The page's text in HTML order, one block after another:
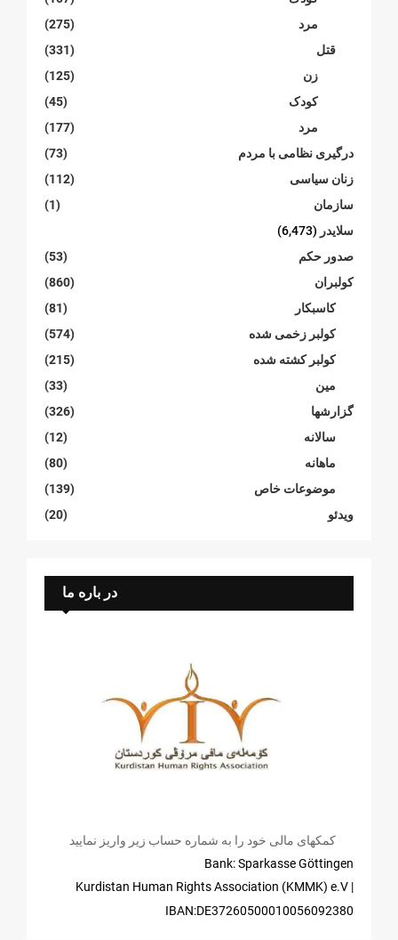
مرد
(275)
قتل
(331)
زن
(125)
کودک
(45)
مرد
(177)
درگیری نظامی با مردم
(73)
زنان سیاسی
(112)
سازمان
(1)
سلایدر (6,473)
صدور حکم
(53)
کولبران
(860)
کاسبکار
(81)
کولبر زخمی شدە
(574)
کولبر کشتە شدە
(215)
مین
(33)
گزارشها
(326)
سالانە
(12)
ماهانە
(80)
موضوعات خاص
(139)
ویدئو
(20)
در باره ما
کمکهای مالی خود را به شماره حساب زیر واریز نمایید
Bank: Sparkasse Göttingen
| Kurdistan Human Rights Association (KMMK) e.V
IBAN:DE37260500010056092380